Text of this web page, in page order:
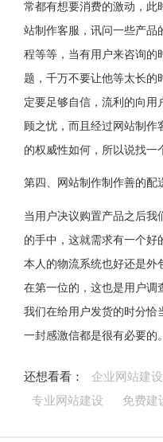
常都有想要消费的激动，此
站制作客服，讯问一些产品
程等等，当有用户来咨询的
题，千万不要让他等太长的
定要足够自信，流利的向用
顾之忧，而且经过网站制
的权威性如何，所以说找一
第四、网站制作制作善的配
当用户决议购置产品之后我
的手中，这就需求有一个好
本人的物流系统也好还是外
在第一位的，这也是用户调
我们在给用户发货的时分恰
一封感激信都是很有必要的。
还想看看： 企业网站建设
专业网站建设
免费建